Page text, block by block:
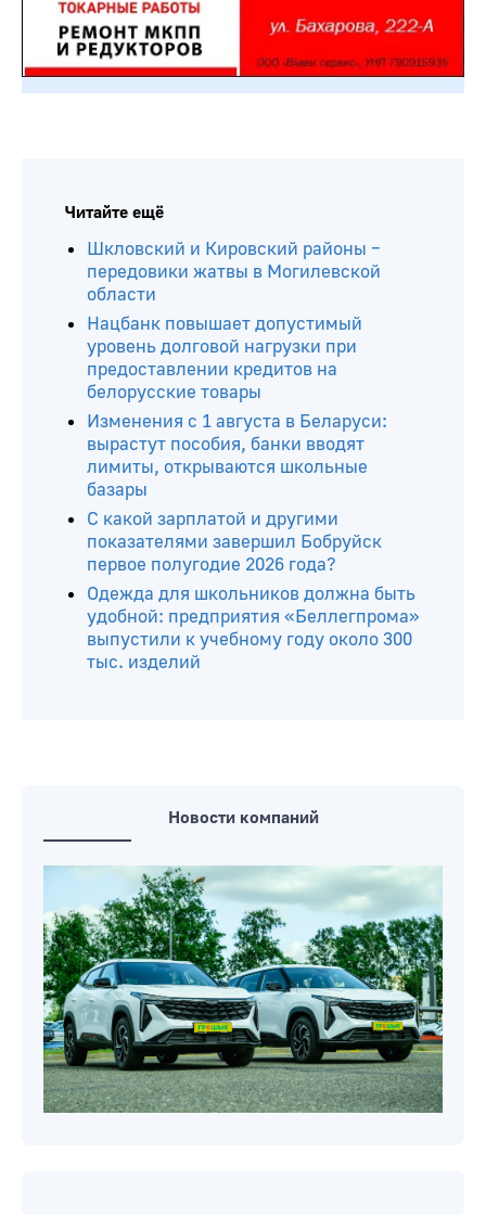
Читайте ещё
Шкловский и Кировский районы –
передовики жатвы в Могилевской
области
Нацбанк повышает допустимый
уровень долговой нагрузки при
предоставлении кредитов на
белорусские товары
Изменения с 1 августа в Беларуси:
вырастут пособия, банки вводят
лимиты, открываются школьные
базары
С какой зарплатой и другими
показателями завершил Бобруйск
первое полугодие 2026 года?
Одежда для школьников должна быть
удобной: предприятия «Беллегпрома»
выпустили к учебному году около 300
тыс. изделий
Новости компаний